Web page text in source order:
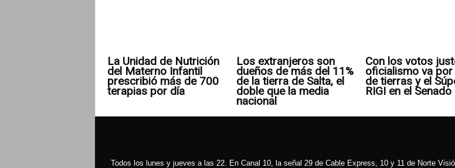
La Unidad de Nutrición
del Materno Infantil
prescribió más de 700
terapias por día
Los extranjeros son
dueños de más del 11%
de la tierra de Salta, el
doble que la media
nacional
Con los votos
oficialismo va por
de tierras y el
RIGI en el Senado
Todos los lunes y jueves a las 22. En Canal 10, la señal 29 de Cable Express, 10 y 11 de Norte